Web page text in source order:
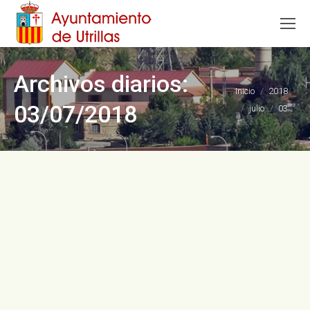
Archivos diarios:
03/07/2018
Estás aquí:
Inicio
2018
julio
03